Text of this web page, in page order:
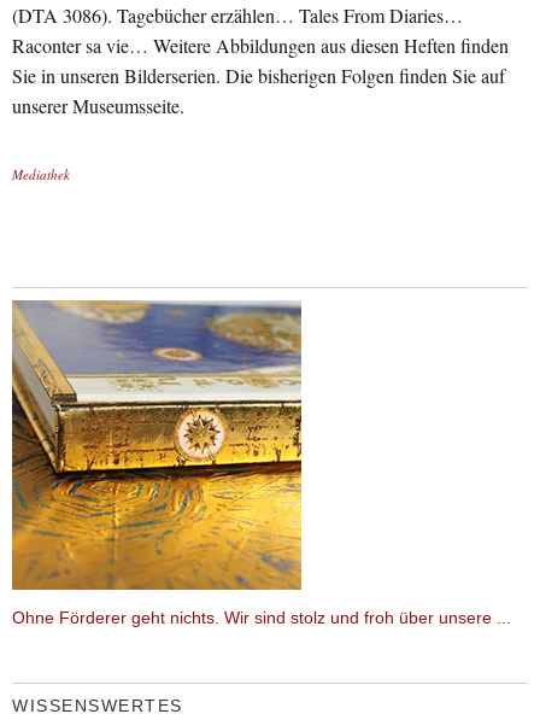
(DTA 3086). Tagebücher erzählen… Tales From Diaries…
Raconter sa vie… Weitere Abbildungen aus diesen Heften finden
Sie in unseren Bilderserien. Die bisherigen Folgen finden Sie auf
unserer Museumsseite.
Mediathek
Ohne Förderer geht nichts. Wir sind stolz und froh über unsere ...
WISSENSWERTES